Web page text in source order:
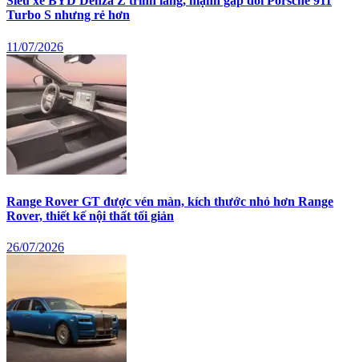
Turbo S nhưng rẻ hơn
11/07/2026
Range Rover GT được vén màn, kích thước nhỏ hơn Range
Rover, thiết kế nội thất tối giản
26/07/2026